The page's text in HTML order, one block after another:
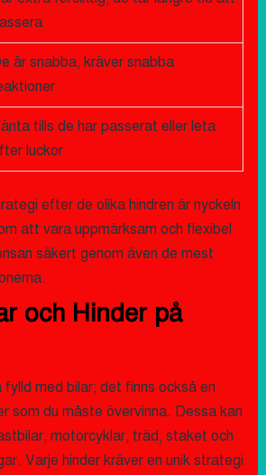
är snabba, kräver snabba
tills de har passerat eller leta
luckor
efter de olika hindren är nyckeln
att vara uppmärksam och flexibel
säkert genom även de mest
och Hinder på
med bilar; det finns också en
som du måste övervinna. Dessa kan
motorcyklar, träd, staket och
Varje hinder kräver en unik strategi